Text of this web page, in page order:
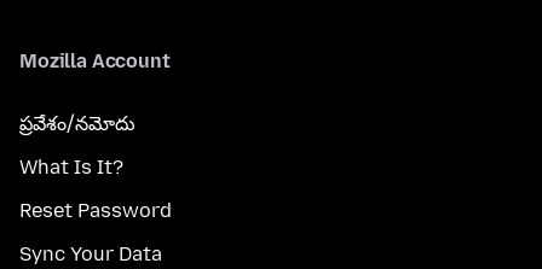
Mozilla Account
ప్రవేశం/నమోదు
What Is It?
Reset Password
Sync Your Data